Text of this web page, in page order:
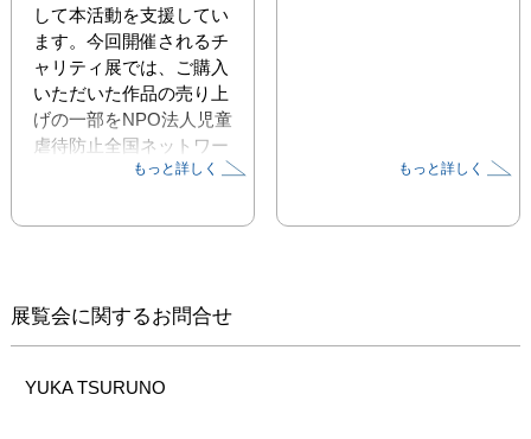
して本活動を支援してい
ます。今回開催されるチ
ャリティ展では、ご購入
いただいた作品の売り上
げの一部をNPO法人児童
虐待防止全国ネットワー
クに寄付いたします。子
象徴であるオレンジリボ
きることをして「子ども
虐待のない社会」が1日
ってやみません。
もっと詳しく もっと詳しく
展覧会に関するお問合せ
YUKA TSURUNO